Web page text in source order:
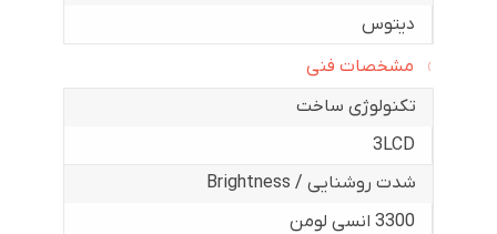
دیتوس
مشخصات فنی
تکنولوژی ساخت
3LCD
شدت روشنایی / Brightness
3300 انسی لومن